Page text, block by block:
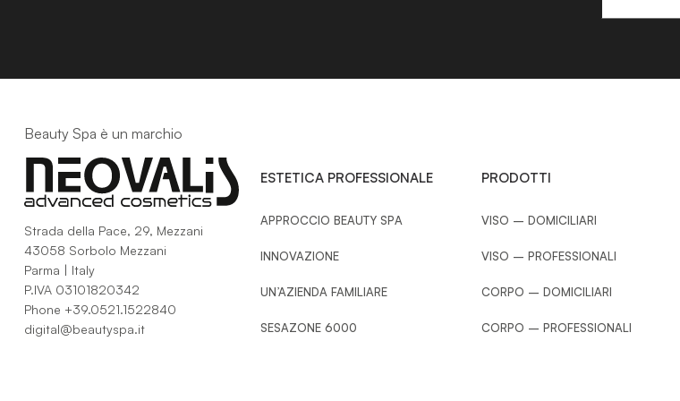
Beauty Spa è un marchio
Strada della Pace, 29, Mezzani
43058 Sorbolo Mezzani
Parma | Italy
P.IVA 03101820342
Phone +39.0521.1522840
digital@beautyspa.it
ESTETICA PROFESSIONALE
APPROCCIO BEAUTY SPA
INNOVAZIONE
UN’AZIENDA FAMILIARE
SESAZONE 6000
PRODOTTI
VISO – DOMICILIARI
VISO – PROFESSIONALI
CORPO – DOMICILIARI
CORPO – PROFESSIONALI